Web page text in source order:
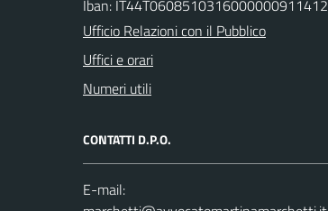
Iban: IT44T0608510316000000911412
Ufficio Relazioni con il Pubblico
Uffici e orari
Numeri utili
CONTATTI D.P.O.
E-mail: